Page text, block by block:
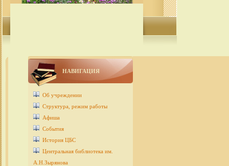
НАВИГАЦИЯ
Об учреждении
Структура, режим работы
Афиша
События
История ЦБС
Центральная библиотека им.
А.Н.Зырянова